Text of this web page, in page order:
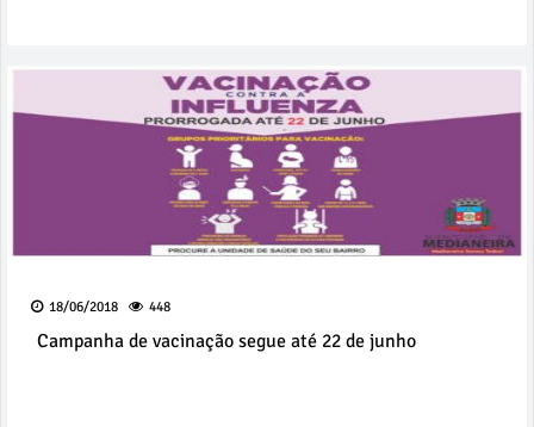
18/06/2018 448
Campanha de vacinação segue até 22 de junho